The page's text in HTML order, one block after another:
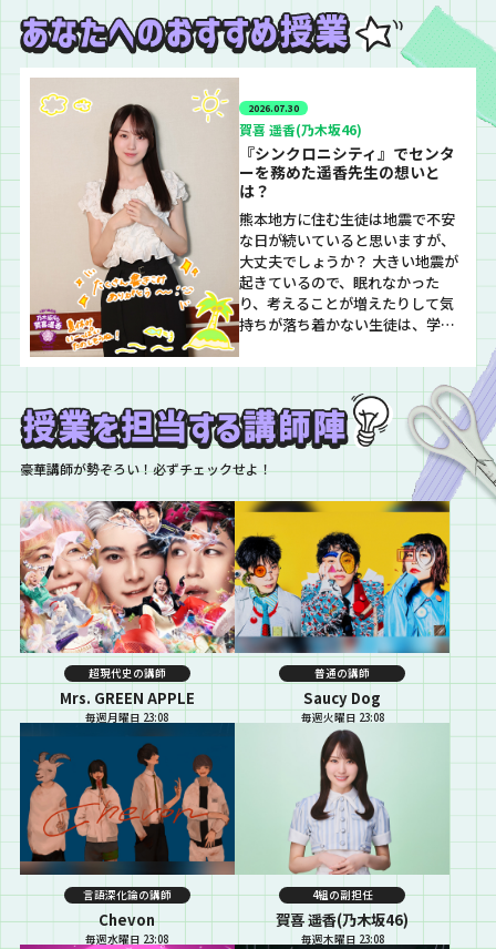
2026.07.30
賀喜 遥香(乃木坂46)
『シンクロニシティ』でセンタ
ーを務めた遥香先生の想いと
は？
熊本地方に住む生徒は地震で不安
な日が続いていると思いますが、
大丈夫でしょうか？ 大きい地震が
起きているので、眠れなかった
り、考えることが増えたりして気
持ちが落ち着かない生徒は、学校
ージを書いてくださいね。 少しで
も早く、いつも通りの生活が戻る
ことを祈っています。 いよいよ7月
も終わりですね！真夏の全国ツア
ーも残すところ6公演！ 来週は福
岡で遥香先生の誕…
豪華講師が勢ぞろい！必ずチェックせよ！
超現代史の講師
Mrs. GREEN APPLE
毎週月曜日 23:08
普通の講師
Saucy Dog
毎週火曜日 23:08
言語深化論の講師
Chevon
毎週水曜日 23:08
4組の副担任
賀喜 遥香(乃木坂46)
毎週木曜日 23:08